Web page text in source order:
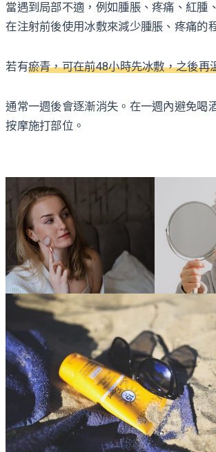
當遇到局部不適，例如腫脹、疼痛、紅腫
在注射前後使用冰敷來減少腫脹、疼痛的
若有瘀青，可在前48小時先冰敷，之後再
通常一週後會逐漸消失。在一週內避免喝
按摩施打部位。